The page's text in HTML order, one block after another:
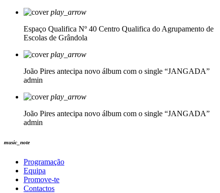
play_arrow
Espaço Qualifica Nº 40 Centro Qualifica do Agrupamento de
Escolas de Grândola
play_arrow
João Pires antecipa novo álbum com o single “JANGADA”
admin
play_arrow
João Pires antecipa novo álbum com o single “JANGADA”
admin
music_note
Programação
Equipa
Promove-te
Contactos